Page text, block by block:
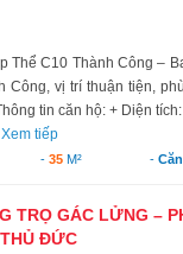
Thể C10 Thành Công –
Công, vị trí thuận tiện,
tin căn hộ: + Diện
Xem tiếp
-35 M² -
TRỌ GÁC LỬNG –
ĐỨC